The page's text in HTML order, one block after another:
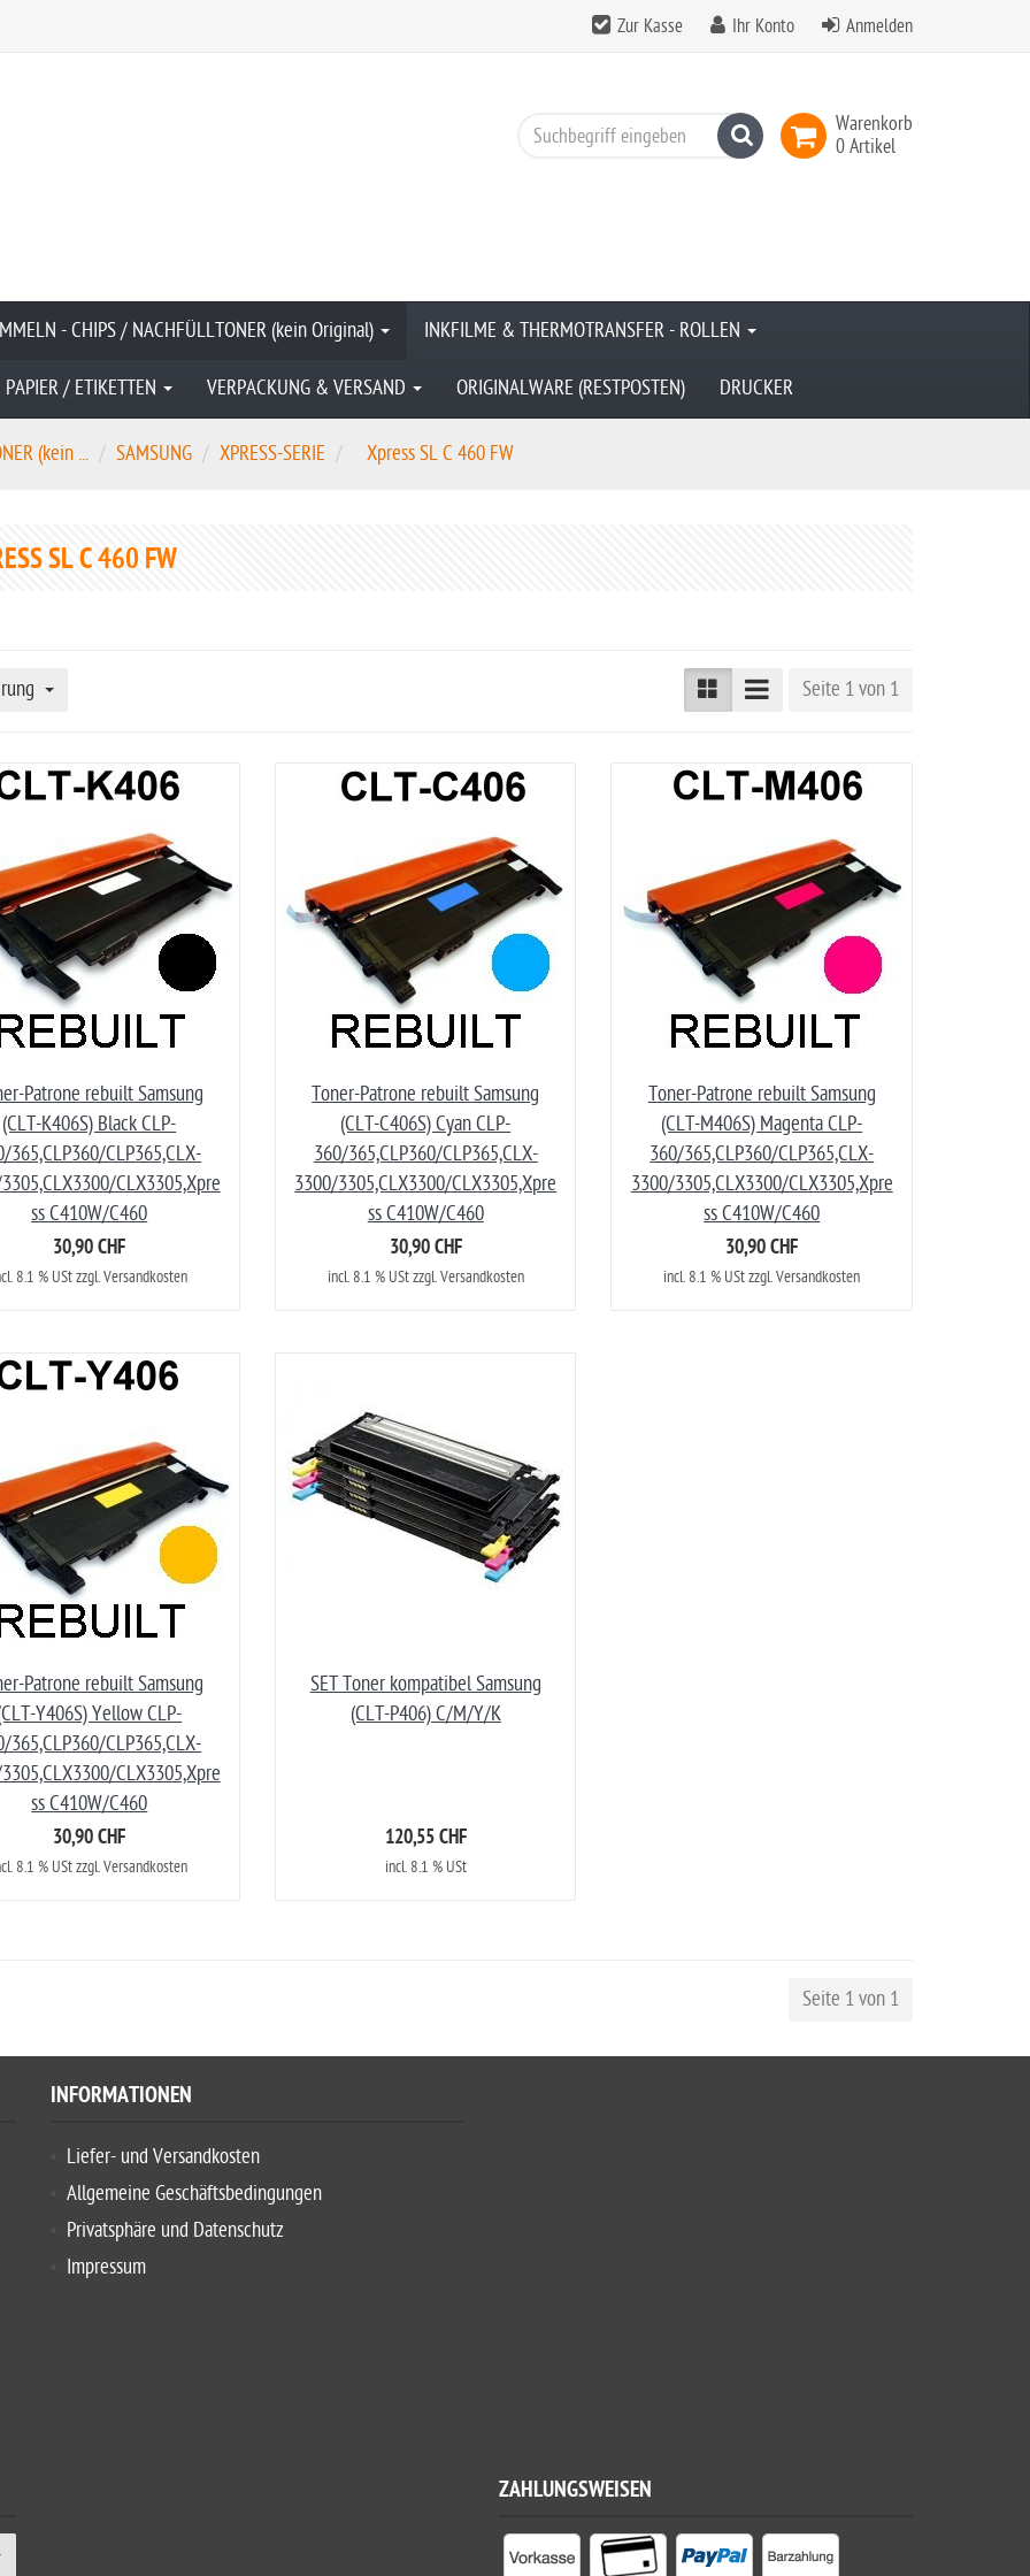
Zur Kasse Ihr Konto Anmelden
Warenkorb
0 Artikel
Suchen
- CHIPS / NACHFÜLLTONER (kein Original) INKFILME & THERMOTRANSFER - ROLLEN
PAPIER / ETIKETTEN VERPACKUNG & VERSAND ORIGINALWARE (RESTPOSTEN) DRUCKER
(kein ... SAMSUNG XPRESS-SERIE Xpress SL C 460 FW
SL C 460 FW
Seite 1 von 1
Patrone rebuilt Samsung
(CLT-K406S) Black CLP-
365,CLP360/CLP365,CLX-
CLX3305,Xpre
ss C410W/C460
30,90 CHF
8.1 % USt zzgl. Versandkosten
Toner-Patrone rebuilt Samsung
(CLT-C406S) Cyan CLP-
360/365,CLP360/CLP365,CLX-
3300/3305,CLX3300/CLX3305,Xpre
ss C410W/C460
30,90 CHF
incl. 8.1 % USt zzgl. Versandkosten
Toner-Patrone rebuilt Samsung
(CLT-M406S) Magenta CLP-
360/365,CLP360/CLP365,CLX-
3300/3305,CLX3300/CLX3305,Xpre
ss C410W/C460
30,90 CHF
incl. 8.1 % USt zzgl. Versandkosten
Patrone rebuilt Samsung
Y406S) Yellow CLP-
365,CLP360/CLP365,CLX-
CLX3305,Xpre
ss C410W/C460
30,90 CHF
8.1 % USt zzgl. Versandkosten
SET Toner kompatibel Samsung
(CLT-P406) C/M/Y/K
120,55 CHF
incl. 8.1 % USt
Seite 1 von 1
INFORMATIONEN
Liefer- und Versandkosten
Allgemeine Geschäftsbedingungen
Privatsphäre und Datenschutz
Impressum
ZAHLUNGSWEISEN